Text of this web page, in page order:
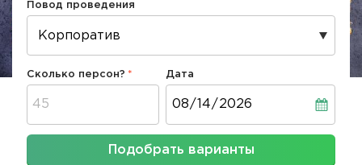
Повод проведения
Сколько персон? Дата
Подобрать варианты